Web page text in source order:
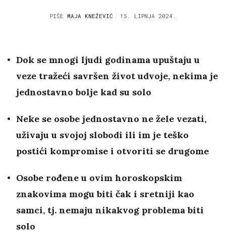
PIŠE MAJA KNEŽEVIĆ 15. LIPNJA 2024.
Dok se mnogi ljudi godinama upuštaju u
veze tražeći savršen život udvoje, nekima je
jednostavno bolje kad su solo
Neke se osobe jednostavno ne žele vezati,
uživaju u svojoj slobodi ili im je teško
postići kompromise i otvoriti se drugome
Osobe rođene u ovim horoskopskim
znakovima mogu biti čak i sretniji kao
samci, tj. nemaju nikakvog problema biti
solo